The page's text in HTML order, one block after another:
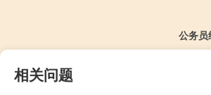
公务
相关问题